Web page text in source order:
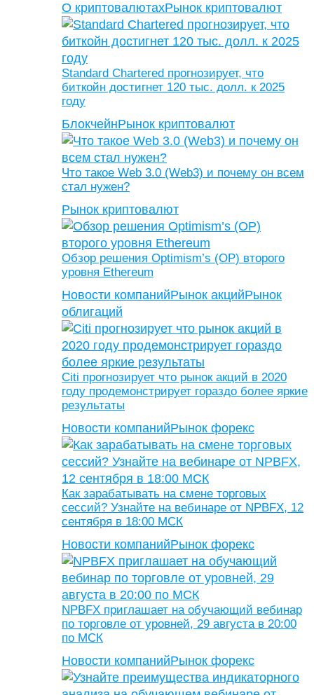
О криптовалютахРынок криптовалют
Standard Chartered прогнозирует, что
биткойн достигнет 120 тыс. долл. к 2025
году
БлокчейнРынок криптовалют
Что такое Web 3.0 (Web3) и почему он всем
стал нужен?
Рынок криптовалют
Обзор решения Optimism’s (OP) второго
уровня Ethereum
Новости компанийРынок акцийРынок
облигаций
Citi прогнозирует что рынок акций в 2020
году продемонстрирует гораздо более яркие
результаты
Новости компанийРынок форекс
Как зарабатывать на смене торговых
сессий? Узнайте на вебинаре от NPBFX, 12
сентября в 18:00 МСК
Новости компанийРынок форекс
NPBFX приглашает на обучающий вебинар
по торговле от уровней, 29 августа в 20:00
по МСК
Новости компанийРынок форекс